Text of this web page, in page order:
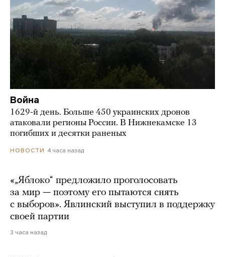
Война
1629-й день. Больше 450 украинских дронов
атаковали регионы России. В Нижнекамске 13
погибших и десятки раненых
НОВОСТИ 4 часа назад
«„Яблоко“ предложило проголосовать
за мир — поэтому его пытаются снять
с выборов». Явлинский выступил в поддержку
своей партии
3 часа назад